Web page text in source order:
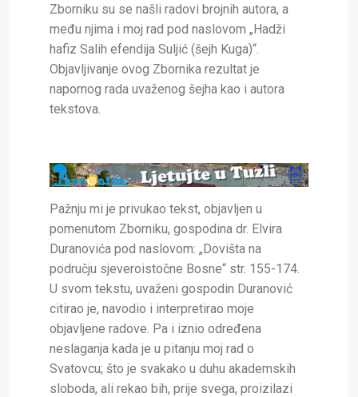
Zborniku su se našli radovi brojnih autora, a
među njima i moj rad pod naslovom „Hadži
hafiz Salih efendija Suljić (šejh Kuga)“.
Objavljivanje ovog Zbornika rezultat je
napornog rada uvaženog šejha kao i autora
tekstova.
Pažnju mi je privukao tekst, objavljen u
pomenutom Zborniku, gospodina dr. Elvira
Duranovića pod naslovom: „Dovišta na
području sjeveroistočne Bosne“ str. 155-174.
U svom tekstu, uvaženi gospodin Duranović
citirao je, navodio i interpretirao moje
objavljene radove. Pa i iznio određena
neslaganja kada je u pitanju moj rad o
Svatovcu; što je svakako u duhu akademskih
sloboda, ali rekao bih, prije svega, proizilazi